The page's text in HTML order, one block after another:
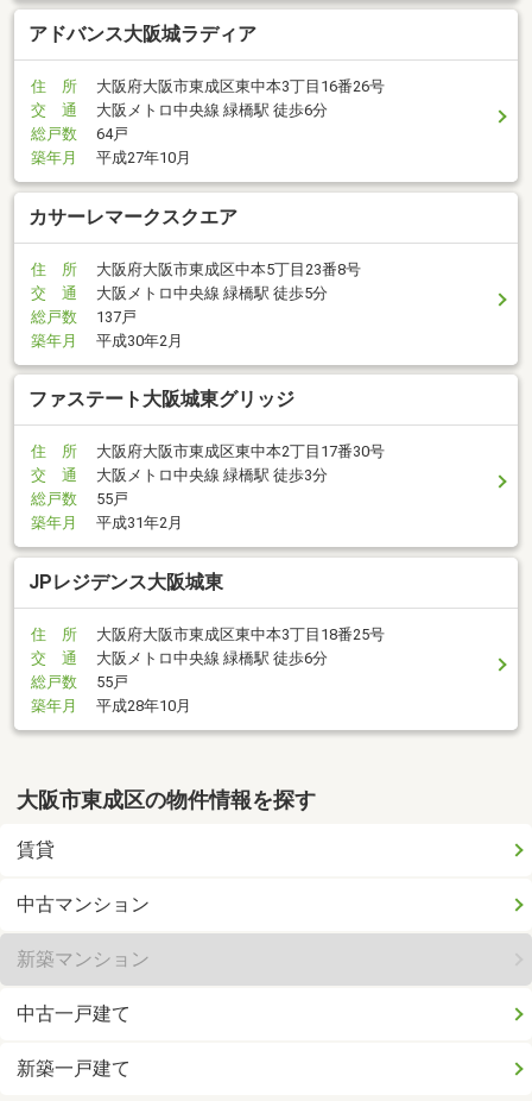
アドバンス大阪城ラディア
住 所
大阪府大阪市東成区東中本3丁目16番26号
交 通
大阪メトロ中央線 緑橋駅 徒歩6分
総戸数
64戸
築年月
平成27年10月
カサーレマークスクエア
住 所
大阪府大阪市東成区中本5丁目23番8号
交 通
大阪メトロ中央線 緑橋駅 徒歩5分
総戸数
137戸
築年月
平成30年2月
ファステート大阪城東グリッジ
住 所
大阪府大阪市東成区東中本2丁目17番30号
交 通
大阪メトロ中央線 緑橋駅 徒歩3分
総戸数
55戸
築年月
平成31年2月
JPレジデンス大阪城東
住 所
大阪府大阪市東成区東中本3丁目18番25号
交 通
大阪メトロ中央線 緑橋駅 徒歩6分
総戸数
55戸
築年月
平成28年10月
大阪市東成区の物件情報を探す
賃貸
中古マンション
新築マンション
中古一戸建て
新築一戸建て